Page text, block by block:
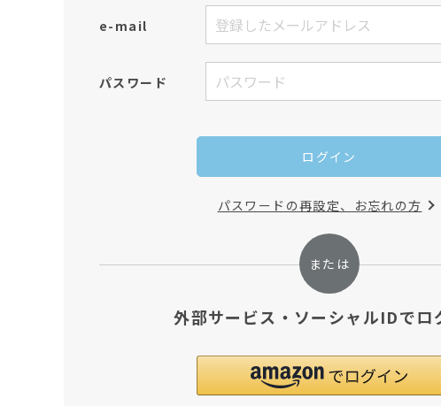
e-mail
パスワード
ログイン
パスワードの再設定、お忘れの方
外部サービス・ソーシャルIDでロ